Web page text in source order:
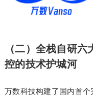
（二）全栈自研
控的技术护城河
万数科技构建了国内首